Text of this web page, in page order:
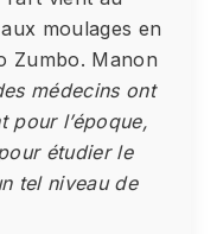
moulages en
Zumbo. Manon
médecins ont
pour l’époque,
étudier le
tel niveau de